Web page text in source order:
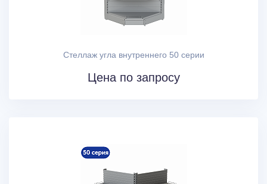
Стеллаж угла внутреннего 50 серии
Цена по запросу